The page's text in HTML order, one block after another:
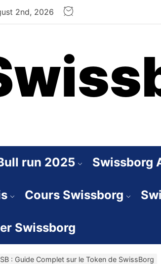
2nd, 2026
run 2025 Swissborg
Cours Swissborg
Swissborg
: Guide Complet sur le Token de SwissBorg